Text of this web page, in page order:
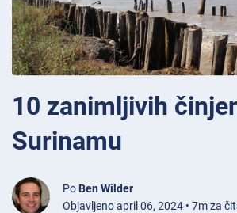
10 zanimljivih
Surinamu
Po Ben Wilder
Objavljeno april 06, 2024 • 7m za